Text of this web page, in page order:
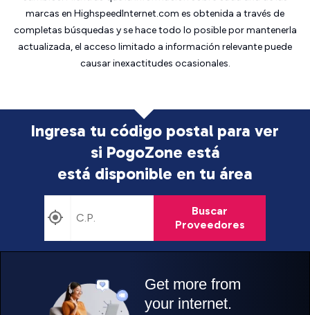
marcas en HighspeedInternet.com es obtenida a través de
completas búsquedas y se hace todo lo posible por mantenerla
actualizada, el acceso limitado a información relevante puede
causar inexactitudes ocasionales.
Ingresa tu código postal para ver
si PogoZone está
está disponible en tu área
Buscar
Proveedores